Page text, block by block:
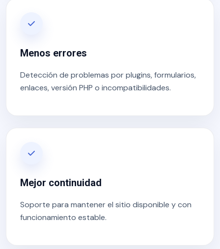
Menos errores
Detección de problemas por plugins, formularios,
enlaces, versión PHP o incompatibilidades.
Mejor continuidad
Soporte para mantener el sitio disponible y con
funcionamiento estable.